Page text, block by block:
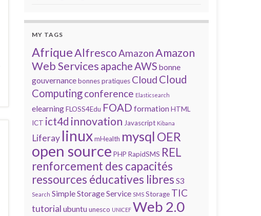
MY TAGS
AfriqueAlfrescoAmazonAmazon
Web Services apacheAWS bonne
gouvernancebonnes pratiques Cloud Cloud
Computingconference Elasticsearch
elearningFLOSS4Edu FOAD formationHTML
ICT ict4d innovation Javascript Kibana
Liferay linuxmHealth mysql OER
open source PHP RapidSMS REL
renforcement des capacités
ressources éducatives libres S3
Search Simple Storage Service SMS Storage TIC
tutorial ubuntuunesco UNICEF Web 2.0